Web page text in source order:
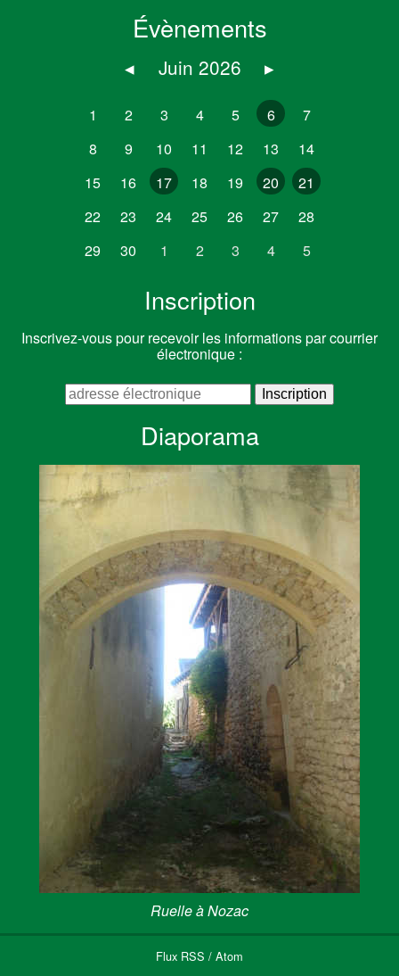
Évènements
◂ Juin 2026 ▸
1 2 3 4 5 6
7
8
9 10 11 12 13
14
15
16 17 18 19 20
21
22
23 24 25 26 27
28
29
30 1 2 3 4 5
Inscription
Inscrivez-vous pour recevoir les informations par courrier
électronique :
Diaporama
Ruelle à Nozac
Flux RSS / Atom